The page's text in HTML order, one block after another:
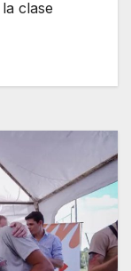
clase